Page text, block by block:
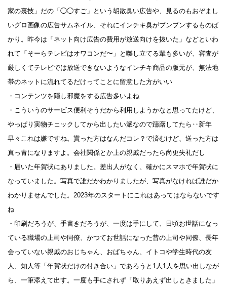
家の裏技」だの「◯◯すご」という胡散臭い広告や、見るのもおぞまし
いグロ画像の広告サムネイル、それにインチキ臭がプンプンするものば
かり。昨今は「ネット向け広告の費用が放送向けを抜いた」などといわ
れて「そーらテレビはオワコンだ〜」と囃し立てる輩も多いが、審査が
厳しくてテレビでは放送できないようなインチキ商品の版元が、無法地
帯のネットに流れてるだけってことに留意した方がいい
・コンテンツを隠し邪魔をする広告多いよね
・こういうのサービス便利そうだから利用しようかなと思ってたけど、
やっぱり実物チェックしてから出したい派なので躊躇してたら‥新年
早々これは嫌ですね。貰った方はなんだコレ？で済むけど、送った方は
真っ青になりますよ。会社関係とか上の親戚だったら尚更失礼だし
・届いた年賀状にありました。差出人がなく、確かにスマホで年賀状に
なっていました。写真で誰だかわかりましたが、写真がなければ誰だか
わかりませんでした。2023年のスタートにこれはあってはならないです
ね
・印刷だろうが、手書きだろうが、一度は手にして、日頃お世話になっ
ている職場の上司や同僚、かつてお世話になった昔の上司や同僚、長年
会っていない親戚のおじちゃん、おばちゃん、イトコや学生時代の友
人、知人等「年賀状だけの付き合い」であろうと1人1人を思い出しなが
ら、一筆添えて出す。一度も手にされず「取りあえず出しときました」